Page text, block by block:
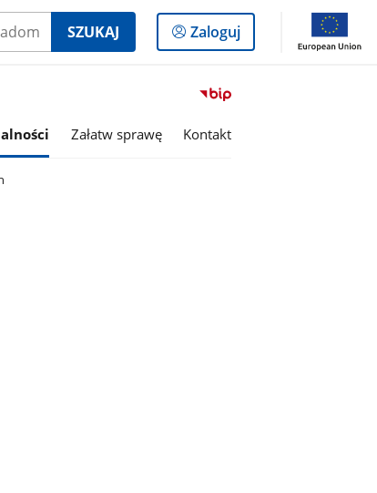
SZUKAJ
Logowanie
do
Zaloguj
Przejdź
serwisu
Załatw sprawę Kontakt